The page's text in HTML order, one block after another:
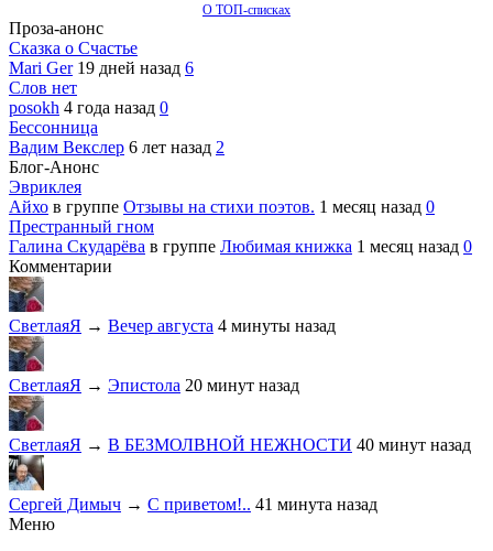
О ТОП-списках
Проза-анонс
Сказка о Счастье
Mari Ger 19 дней назад 6
Слов нет
posokh 4 года назад 0
Бессонница
Вадим Векслер 6 лет назад 2
Блог-Анонс
Эвриклея
Айхо в группе Отзывы на стихи поэтов. 1 месяц назад 0
Престранный гном
Галина Скударёва в группе Любимая книжка 1 месяц назад 0
Комментарии
СветлаяЯ → Вечер августа 4 минуты назад
СветлаяЯ → Эпистола 20 минут назад
СветлаяЯ → В БЕЗМОЛВНОЙ НЕЖНОСТИ 40 минут назад
Сергей Димыч → С приветом!.. 41 минута назад
Меню